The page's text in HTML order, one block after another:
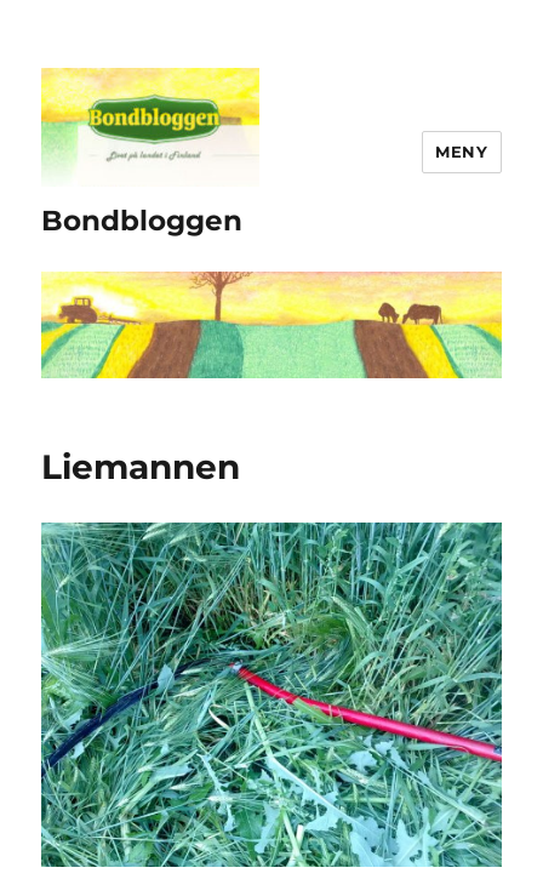
Bondbloggen
MENY
Liemannen